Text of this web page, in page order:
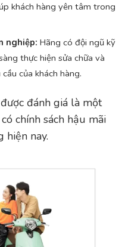
khách hàng yên tâm trong
nghiệp: Hãng có đội ngũ kỹ
thực hiện sửa chữa và
của khách hàng.
đánh giá là một
chính sách hậu mãi
hiện nay.